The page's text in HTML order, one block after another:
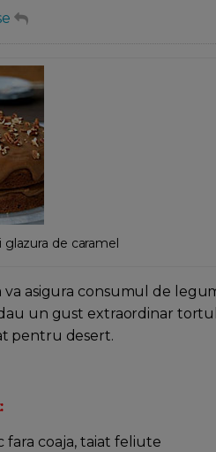
glazura de caramel
va asigura consumul de
un gust extraordinar
pentru desert.
fara coaja, taiat feliute